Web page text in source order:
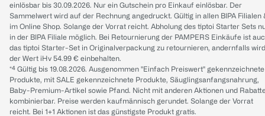
einlösbar bis 30.09.2026. Nur ein Gutschein pro Einkauf einlösbar. Der
Sammelwert wird auf der Rechnung angedruckt. Gültig in allen BIPA Filialen
im Online Shop. Solange der Vorrat reicht. Abholung des tiptoi Starter Sets
in der BIPA Filiale möglich. Bei Retournierung der PAMPERS Einkäufe ist
das tiptoi Starter-Set in Originalverpackung zu retournieren, andernfalls wird
der Wert iHv 54.99 € einbehalten.
*⁴ Gültig bis 19.08.2026. Ausgenommen "Einfach Preiswert" gekennzeichnete
Produkte, mit SALE gekennzeichnete Produkte, Säuglingsanfangsnahrung,
Baby-Premium-Artikel sowie Pfand. Nicht mit anderen Aktionen und
kombinierbar. Preise werden kaufmännisch gerundet. Solange der Vorrat
reicht. Bei 1+1 Aktionen ist das günstigste Produkt gratis.